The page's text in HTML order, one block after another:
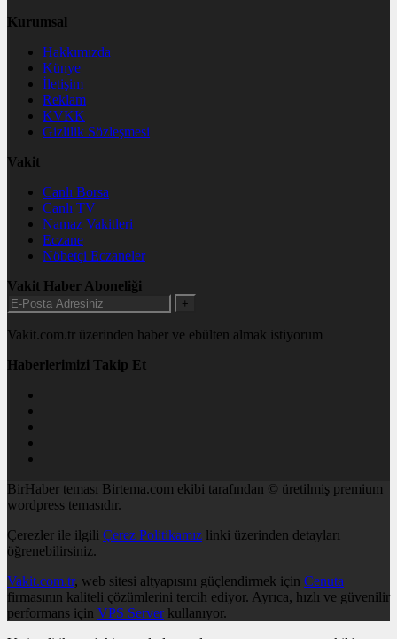
Kurumsal
Hakkımızda
Künye
İletişim
Reklam
KVKK
Gizlilik Sözleşmesi
Vakit
Canlı Borsa
Canlı TV
Namaz Vakitleri
Eczane
Nöbetçi Eczaneler
Vakit Haber Aboneliği
+
Vakit.com.tr üzerinden haber ve ebülten almak istiyorum
Haberlerimizi Takip Et
BirHaber teması Birtema.com ekibi tarafından © üretilmiş premium
wordpress temasıdır.
Çerezler ile ilgili Çerez Politikamız linki üzerinden detayları
öğrenebilirsiniz.
Vakit.com.tr, web sitesi altyapısını güçlendirmek için Cenuta
firmasının kaliteli çözümlerini tercih ediyor. Ayrıca, hızlı ve güvenilir
performans için VPS Serverkullanıyor.